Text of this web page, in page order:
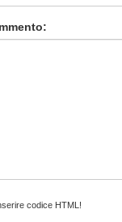
codice HTML!